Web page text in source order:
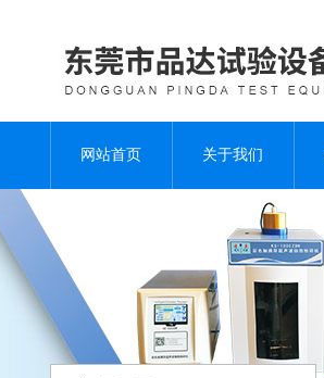
网站首页 关于我们